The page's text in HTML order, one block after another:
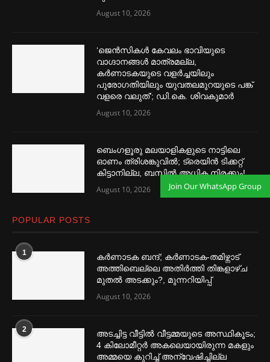
August 10, 2026
‘ജെൻസികള്‍ കേവലം ഭാവിയുടെ
വാഗ്ദാനങ്ങള്‍ മാത്രമല്ല,
കര്‍ണാടകയുടെ വളര്‍ച്ചയിലും
പുരോഗതിയിലും യുവതലമുറയുടെ പങ്ക്
വളരെ വലുത്’; ഡി.കെ. ശിവകുമാര്‍
August 10, 2026
ബെംഗളൂരു മലയാളികളുടെ നാട്ടിലെ
ഓണം ത്രിശങ്കുവില്‍; ട്രെയിൻ ടിക്കറ്റ്
കിട്ടാനില്ല, ബസില്‍ അധിക നിരക്കും!
August 10, 2026
POPULAR POSTS
1
കര്‍ണാടക ബന്ദ്; കര്‍ണാടക-തമിഴ്നാട്
അത്തിബെല്ലെ അതിര്‍ത്തി തിങ്കളാഴ്ച
മുതല്‍ അടക്കും?, മുന്നറിയിപ്പ്
August 10, 2026
2
അടച്ചിട്ട വീട്ടില്‍ വീട്ടമ്മയുടെ അസ്ഥികൂടം;
4 കിലോമീറ്റര്‍ അകലെയായിരുന്ന മകളും
അമ്മയെ കുറിച്ച്‌ അന്വേഷിച്ചില്ല
Join Our WhatsApp Group